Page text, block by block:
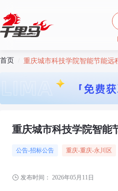
首页 重庆城市科技学院智能节能远
重庆城市科技学院智能
公告-招标公告 重庆-重庆-永川区
发布时间： 2026年05月11日